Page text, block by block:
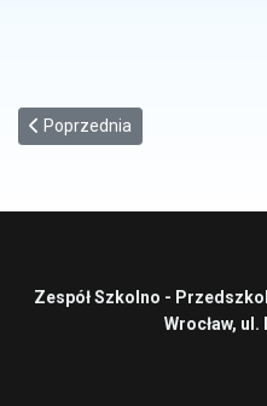
Poprzednia strona: Podręczniki
Poprzednia
Zespół Szkolno -
Wrocław,